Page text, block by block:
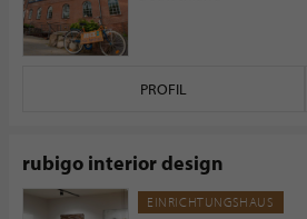
PROFIL
rubigo interior design
EINRICHTUNGSHAUS